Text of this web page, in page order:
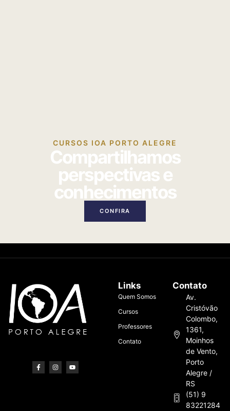
CURSOS IOA PORTO ALEGRE
Compartilhamos
perspectivas e
conhecimentos
CONFIRA
Links
Quem Somos
Cursos
Professores
Contato
Contato
Av.
Cristóvão
Colombo,
1361,
Moinhos
de Vento,
Porto
Alegre /
RS
(51) 9
83221284